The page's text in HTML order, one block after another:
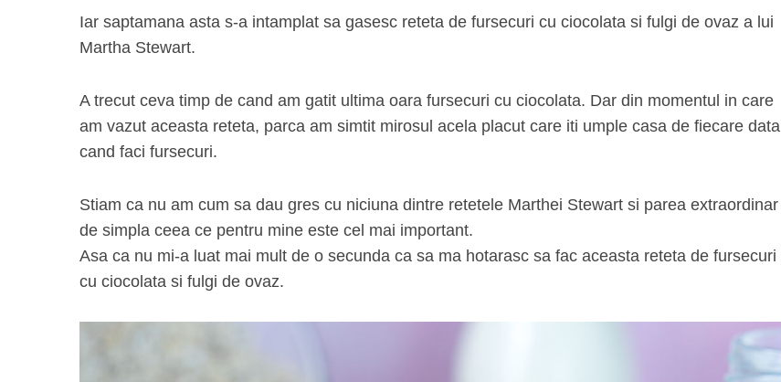
Iar saptamana asta s-a intamplat sa gasesc reteta de fursecuri cu ciocolata si fulgi de ovaz a lui
Martha Stewart.
A trecut ceva timp de cand am gatit ultima oara fursecuri cu ciocolata. Dar din momentul in care
am vazut aceasta reteta, parca am simtit mirosul acela placut care iti umple casa de fiecare data
cand faci fursecuri.
Stiam ca nu am cum sa dau gres cu niciuna dintre retetele Marthei Stewart si parea extraordinar
de simpla ceea ce pentru mine este cel mai important.
Asa ca nu mi-a luat mai mult de o secunda ca sa ma hotarasc sa fac aceasta reteta de fursecuri
cu ciocolata si fulgi de ovaz.